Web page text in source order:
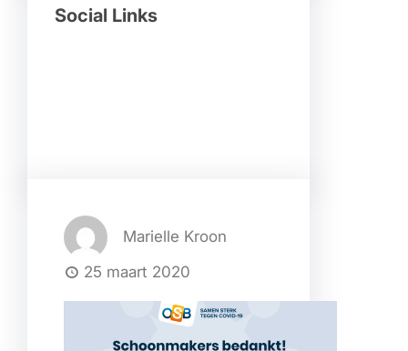
Social Links
Marielle Kroon
25 maart 2020